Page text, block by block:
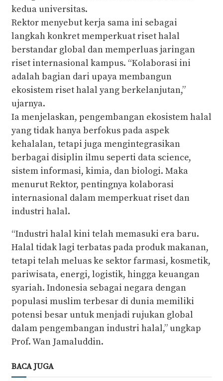
kedua universitas.
Rektor menyebut kerja sama ini sebagai
langkah konkret memperkuat riset halal
berstandar global dan memperluas jaringan
riset internasional kampus. “Kolaborasi ini
adalah bagian dari upaya membangun
ekosistem riset halal yang berkelanjutan,”
ujarnya.
Ia menjelaskan, pengembangan ekosistem halal
yang tidak hanya berfokus pada aspek
kehalalan, tetapi juga mengintegrasikan
berbagai disiplin ilmu seperti data science,
sistem informasi, kimia, dan biologi. Maka
menurut Rektor, pentingnya kolaborasi
internasional dalam memperkuat riset dan
industri halal.
“Industri halal kini telah memasuki era baru.
Halal tidak lagi terbatas pada produk makanan,
tetapi telah meluas ke sektor farmasi, kosmetik,
pariwisata, energi, logistik, hingga keuangan
syariah. Indonesia sebagai negara dengan
populasi muslim terbesar di dunia memiliki
potensi besar untuk menjadi rujukan global
dalam pengembangan industri halal,” ungkap
Prof. Wan Jamaluddin.
BACA JUGA